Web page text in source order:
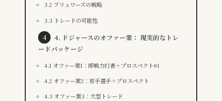
3.2 ブリュワーズの戦略
3.3 トレードの可能性
4. ドジャースのオファー案： 現実的なトレ
ードパッケージ
4.1 オファー案1：即戦力打者＋プロスペクト#1
4.2 オファー案2：若手選手＋プロスペクト
4.3 オファー案3：大型トレード